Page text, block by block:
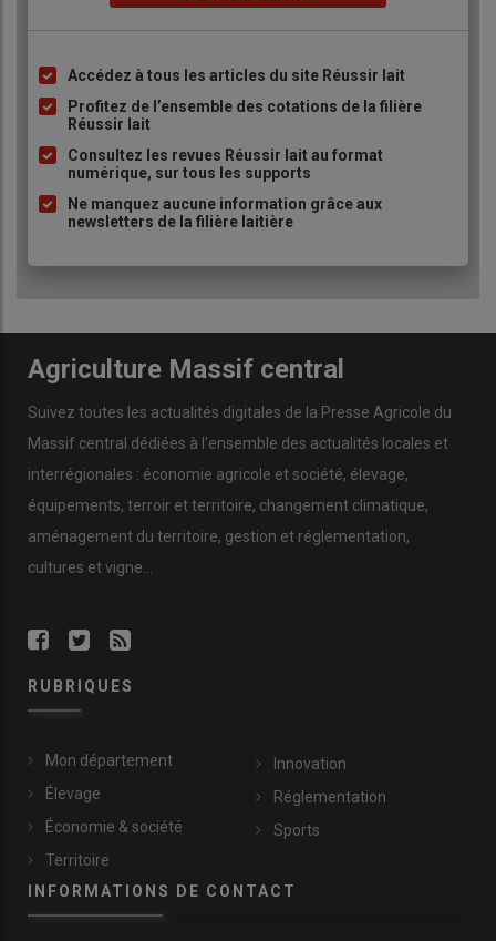
Liste
à
puce
Accédez à tous les articles du site Réussir lait
Profitez de l’ensemble des cotations de la filière
Réussir lait
Consultez les revues Réussir lait au format
numérique, sur tous les supports
Ne manquez aucune information grâce aux
newsletters de la filière laitière
Agriculture Massif central
Suivez toutes les actualités digitales de la Presse Agricole du
Massif central dédiées à l'ensemble des actualités locales et
interrégionales : économie agricole et société, élevage,
équipements, terroir et territoire, changement climatique,
aménagement du territoire, gestion et réglementation,
cultures et vigne...
RUBRIQUES
Mon département
Élevage
Économie & société
Territoire
Innovation
Réglementation
Sports
INFORMATIONS DE CONTACT